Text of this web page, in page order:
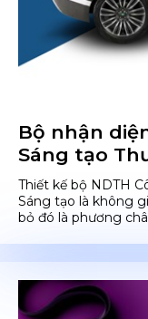
Bộ nhận
Sáng tạo
Thiết kế bộ NDTH
Sáng tạo là không
bỏ đó là phương